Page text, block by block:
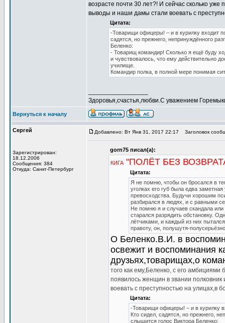
возрасте почти 30 лет?! И сейчас сколько
выводы и наши дамы стали воевать с
Цитата:
-Товарищи офицеры! – и в курилку входит
садятся, но прежнего, непринуждённого
Беленко:
- Товарищ командир! Сколько я ещё буду
и чувствовалось, что ему действительно
училище.
Командир полка, в полной мере понимая
Здоровья,счастья,любви.С уважением
Вернуться к началу
Сергей
Зарегистрирован:
18.12.2006
Сообщения: 384
Откуда: Санкт-Петербург
Добавлено: Вт Янв 31, 2017 22:17 Заголовок
gorn75 писал(а):
КИГА"ПОЛЁТ БЕЗ
Цитата:
Я не помню, чтобы он бросался в
уголках его губ была едва
превосходства. Будучи хорошим
разбирался в людях, и с равными
Не помню я и случаев скандала
старался разрядить обстановку.
лётчиками, и каждый из них
правоту, он, полушутя-
О Беленко.В.И. в
освежит и воспоминания
друзьях,товарищах,о
того как ему,Беленко, с его
появилось женщин в звании
воевать с преступностью на улицах,в
Цитата:
-Товарищи офицеры! – и в курилку
Кто сидел, садятся, но прежнего,
слышится голос Виктора Беленко: